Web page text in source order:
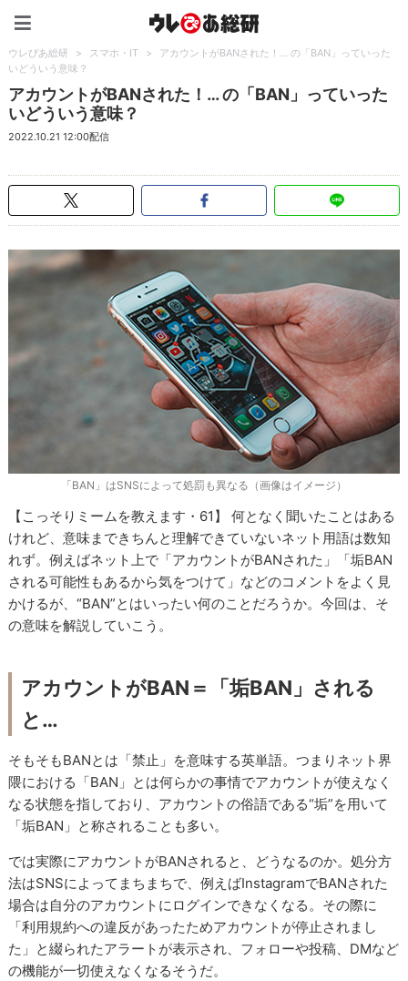
ウレぴあ総研 > スマホ・IT >
アカウントがBANされた！… の「BAN」っていった
いどういう意味？
アカウントがBANされた！… の「BAN」っていった
いどういう意味？
2022.10.21 12:00配信
「BAN」はSNSによって処罰も異なる（画像はイメージ）
【こっそりミームを教えます・61】 何となく聞いたことはある
けれど、意味まできちんと理解できていないネット用語は数知
れず。例えばネット上で「アカウントがBANされた」「垢BAN
される可能性もあるから気をつけて」などのコメントをよく見
かけるが、“BAN”とはいったい何のことだろうか。今回は、そ
の意味を解説していこう。
アカウントがBAN＝「垢BAN」される
と…
そもそもBANとは「禁止」を意味する英単語。つまりネット界
隈における「BAN」とは何らかの事情でアカウントが使えなく
なる状態を指しており、アカウントの俗語である“垢”を用いて
「垢BAN」と称されることも多い。
では実際にアカウントがBANされると、どうなるのか。処分方
法はSNSによってまちまちで、例えばInstagramでBANされた
場合は自分のアカウントにログインできなくなる。その際に
「利用規約への違反があったためアカウントが停止されまし
た」と綴られたアラートが表示され、フォローや投稿、DMなど
の機能が一切使えなくなるそうだ。